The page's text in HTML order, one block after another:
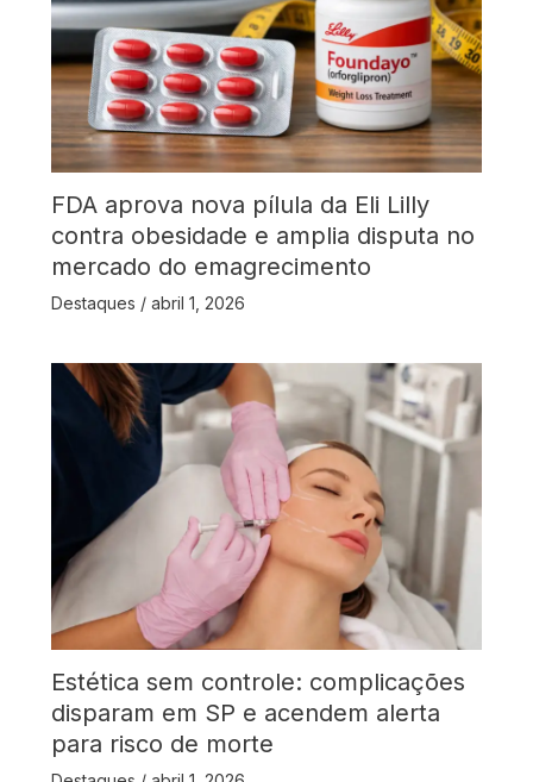
FDA aprova nova pílula da Eli Lilly
contra obesidade e amplia disputa no
mercado do emagrecimento
Destaques / abril 1, 2026
Estética sem controle: complicações
disparam em SP e acendem alerta
para risco de morte